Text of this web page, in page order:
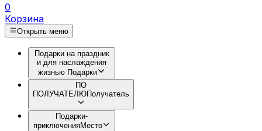
0
Корзина
Открыть меню
Подарки на праздник
и для наслаждения
жизнью Подарки
ПО
ПОЛУЧАТЕЛЮПолучатель
Подарки-
приключенияМесто